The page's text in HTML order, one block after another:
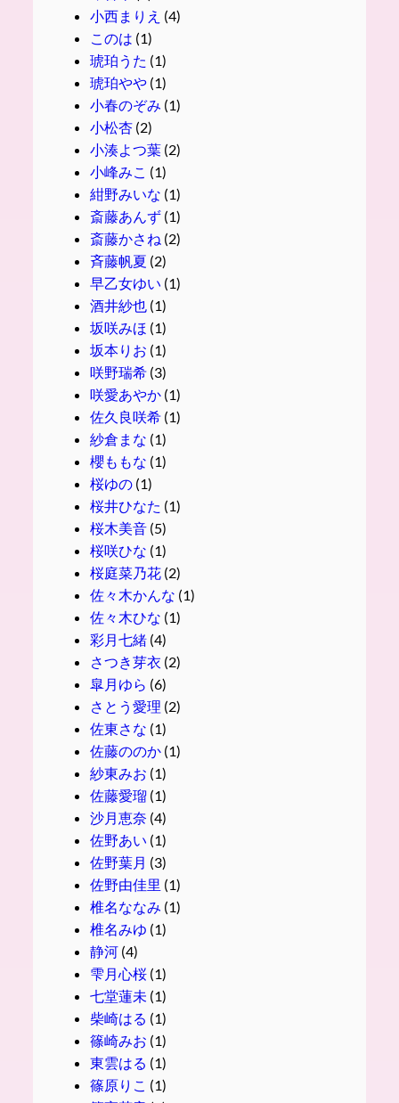
小西まりえ (4)
このは (1)
琥珀うた (1)
琥珀やや(1)
小春のぞみ (1)
小松杏(2)
小湊よつ葉(2)
小峰みこ (1)
紺野みいな (1)
斎藤あんず(1)
斎藤かさね (2)
斉藤帆夏 (2)
早乙女ゆい (1)
酒井紗也 (1)
坂咲みほ (1)
坂本りお (1)
咲野瑞希(3)
咲愛あやか(1)
佐久良咲希(1)
紗倉まな (1)
櫻ももな (1)
桜ゆの(1)
桜井ひなた (1)
桜木美音(5)
桜咲ひな (1)
桜庭菜乃花(2)
佐々木かんな (1)
佐々木ひな (1)
彩月七緒(4)
さつき芽衣 (2)
皐月ゆら (6)
さとう愛理 (2)
佐東さな (1)
佐藤ののか(1)
紗東みお (1)
佐藤愛瑠(1)
沙月恵奈 (4)
佐野あい (1)
佐野葉月 (3)
佐野由佳里 (1)
椎名ななみ (1)
椎名みゆ (1)
静河(4)
雫月心桜(1)
七堂蓮未 (1)
柴崎はる (1)
篠崎みお (1)
東雲はる (1)
篠原りこ (1)